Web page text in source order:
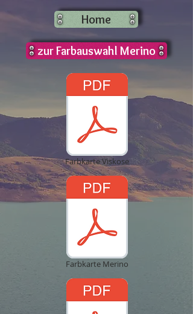
Home
zur Farbauswahl Merino
Farbkarte Viskose
Farbkarte Merino